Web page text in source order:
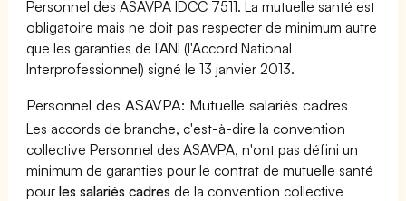
Personnel des ASAVPA IDCC 7511. La mutuelle santé est
obligatoire mais ne doit pas respecter de minimum autre
que les garanties de l'ANI (l'Accord National
Interprofessionnel) signé le 13 janvier 2013.
Personnel des ASAVPA: Mutuelle salariés cadres
Les accords de branche, c'est-à-dire la convention
collective Personnel des ASAVPA, n'ont pas défini un
minimum de garanties pour le contrat de mutuelle santé
pourles salariés cadres de la convention collective